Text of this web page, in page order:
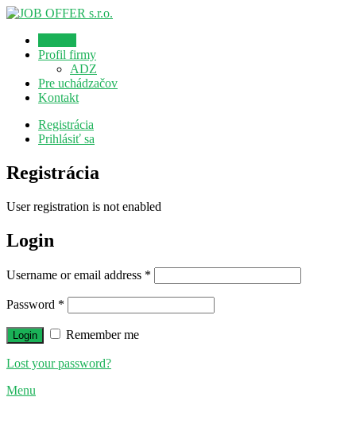
Profil firmy
ADZ
Pre uchádzačov
Kontakt
Registrácia
Prihlásiť sa
Registrácia
User registration is not enabled
Login
Username or email address *
Password *
Remember me
Lost your password?
Menu